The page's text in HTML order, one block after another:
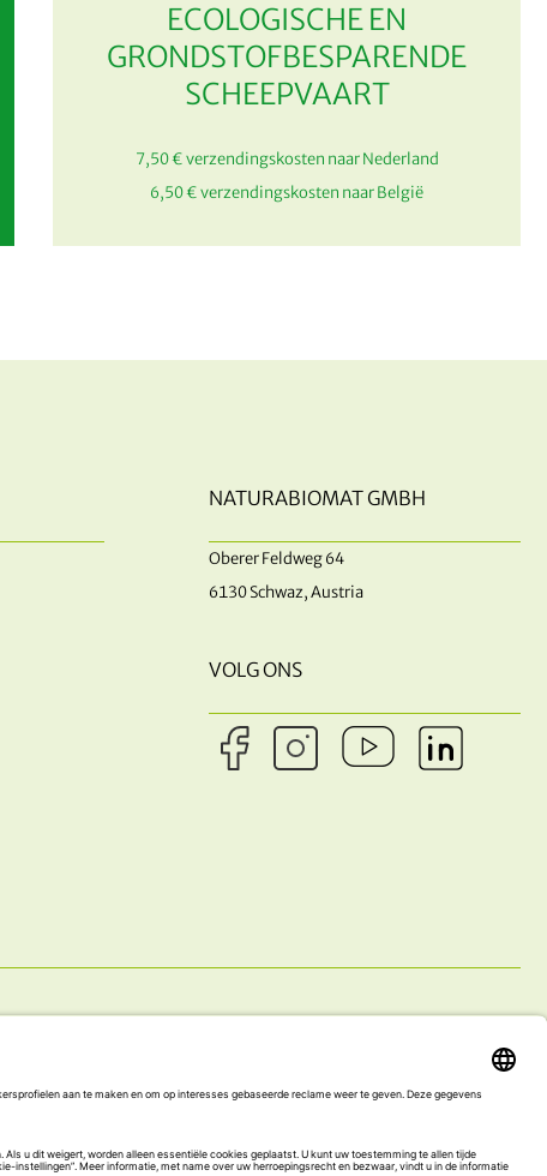
ECOLOGISCHE EN
GRONDSTOFBESPARENDE
SCHEEPVAART
7,50 € verzendingskosten naar Nederland
6,50 € verzendingskosten naar België
NATURABIOMAT GMBH
Oberer Feldweg 64
6130 Schwaz, Austria
VOLG ONS